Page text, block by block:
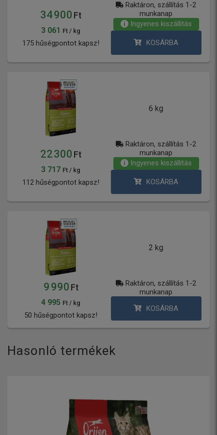
34 900 Ft
3 061 Ft / kg
175 hűségpontot kapsz!
Raktáron, szállítás 1-2
munkanap
Ingyenes kiszállítás
KOSÁRBA
6 kg
22 300 Ft
3 717 Ft / kg
112 hűségpontot kapsz!
Raktáron, szállítás 1-2
munkanap
Ingyenes kiszállítás
KOSÁRBA
2 kg
9 990 Ft
4 995 Ft / kg
50 hűségpontot kapsz!
Raktáron, szállítás 1-2
munkanap
KOSÁRBA
Hasonló termékek